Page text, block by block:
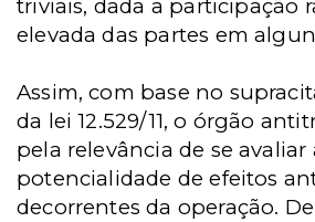
triviais, dada a participação
elevada das partes em
Assim, com base no
da lei 12.529/11, o órgão
pela relevância de se avaliar
potencialidade de efeitos
decorrentes da operação.